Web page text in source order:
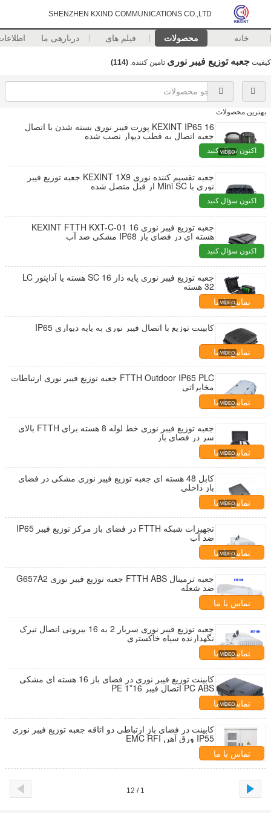
SHENZHEN KXIND COMMUNICATIONS CO.,LTD
خانه محصولات فیلم های دربارهی ما
کیفیت جعبه توزیع فیبر نوری تامین کننده. (114)
بهترین محصولات
KEXINT IP65 16 پورت فیبر نوری بسته شدن با اتصال
جعبه اتصال به قطب دیوار نصب شده
اکنون سؤال کنید
جعبه تقسیم کننده نوری KEXINT 1X9 جعبه توزیع فیبر
نوری با Mini SC از قبل متصل شده
اکنون سؤال کنید
جعبه توزیع فیبر نوری KEXINT FTTH KXT-C-01 16
هسته ای در فضای باز IP68 مشکی ضد آب
اکنون سؤال کنید
جعبه توزیع فیبر نوری پایه دار SC 16 هسته یا آداپتور LC
32 هسته
تماس با ما
کابینت توزیع با اتصال فیبر نوری به پایه دیواری IP65
تماس با ما
FTTH Outdoor IP65 PLC جعبه توزیع فیبر نوری ارتباطات
مخابراتی
تماس با ما
جعبه توزیع فیبر نوری خط لوله 8 هسته برای FTTH بالای
سر در فضای باز
تماس با ما
کابل 48 هسته ای جعبه توزیع فیبر نوری مشکی در فضای
باز داخلی
تماس با ما
تجهیزات شبکه FTTH در فضای باز مرکز توزیع فیبر IP65
ضد آب
تماس با ما
جعبه ترمینال FTTH ABS جعبه توزیع فیبر نوری G657A2
ضد شعله
تماس با ما
جعبه توزیع فیبر نوری سربار 2 به 16 بیرونی اتصال تیرک
نگهدارنده سیاه خاکستری
تماس با ما
کابینت توزیع فیبر نوری در فضای باز 16 هسته ای مشکی
PC ABS اتصال فیبر PE 1*16
تماس با ما
کابینت در فضای باز ارتباطی دو اتاقه جعبه توزیع فیبر نوری
IP55 ورق آهن EMC RFI
تماس با ما
1 / 12